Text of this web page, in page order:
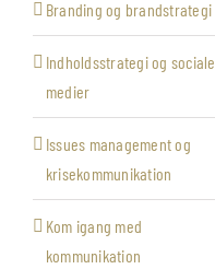
Branding og brandstrategi
Indholdsstrategi og sociale
medier
Issues management og
krisekommunikation
Kom igang med
kommunikation